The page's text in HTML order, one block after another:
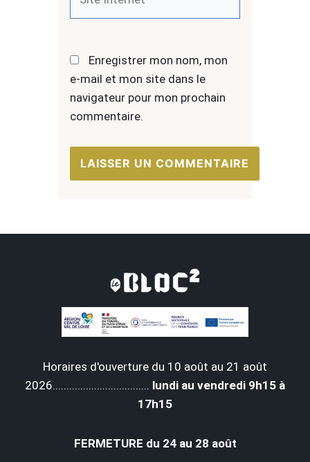
Internet
Enregistrer mon nom, mon
e-mail et mon site dans le
navigateur pour mon prochain
commentaire.
Horaires d'ouverture du 10 août au 21 août
2026................................... lundi au vendredi 9h15 à
17h15
FERMETURE du 24 au 28 août